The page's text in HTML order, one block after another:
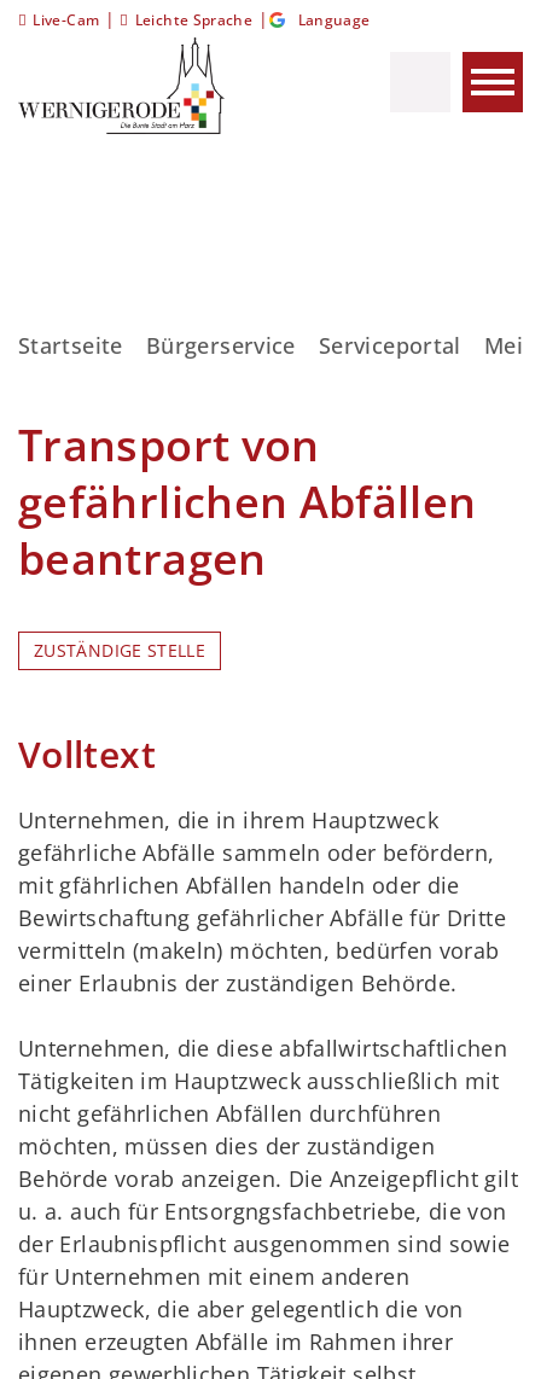
Live-Cam | Leichte Sprache | Language
Startseite Bürgerservice Serviceportal
Transport von
gefährlichen Abfällen
beantragen
ZUSTÄNDIGE STELLE
Volltext
Unternehmen, die in ihrem Hauptzweck
gefährliche Abfälle sammeln oder befördern,
mit gfährlichen Abfällen handeln oder die
Bewirtschaftung gefährlicher Abfälle für Dritte
vermitteln (makeln) möchten, bedürfen vorab
einer Erlaubnis der zuständigen Behörde.
Unternehmen, die diese abfallwirtschaftlichen
Tätigkeiten im Hauptzweck ausschließlich mit
nicht gefährlichen Abfällen durchführen
möchten, müssen dies der zuständigen
Behörde vorab anzeigen. Die Anzeigepflicht gilt
u. a. auch für Entsorgngsfachbetriebe, die von
der Erlaubnispflicht ausgenommen sind sowie
für Unternehmen mit einem anderen
Hauptzweck, die aber gelegentlich die von
ihnen erzeugten Abfälle im Rahmen ihrer